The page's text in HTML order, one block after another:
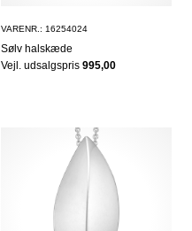
VARENR.: 16254024
Sølv halskæde
Vejl. udsalgspris995,00